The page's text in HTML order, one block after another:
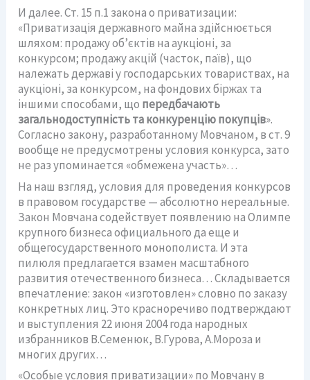
И далее. Ст. 15 п.1 закона о приватизации:
«Приватизація державного майна здійснюється
шляхом: продажу об’єктів на аукціоні, за
конкурсом; продажу акцій (часток, паїв), що
належать державі у господарських товариствах, на
аукціоні, за конкурсом, на фондових біржах та
іншими способами, що передбачають
загальнодоступність та конкуренцію покупців».
Согласно закону, разработанному Мовчаном, в ст. 9
вообще не предусмотрены условия конкурса, зато
не раз упоминается «обмежена участь»…
На наш взгляд, условия для проведения конкурсов
в правовом государстве — абсолютно нереальные.
Закон Мовчана содействует появлению на Олимпе
крупного бизнеса официального да еще и
общегосударственного монополиста. И эта
пилюля предлагается взамен масштабного
развития отечественного бизнеса… Складывается
впечатление: закон «изготовлен» словно по заказу
конкретных лиц. Это красноречиво подтверждают
и выступления 22 июня 2004 года народных
избранников В.Семенюк, В.Гурова, А.Мороза и
многих других…
«Особые условия приватизации» по Мовчану в